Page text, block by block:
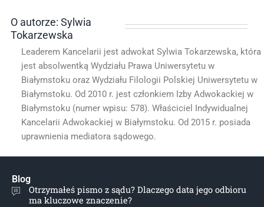
O autorze: Sylwia
Tokarzewska
Leaderem Kancelarii jest adwokat Sylwia Tokarzewska, która
jest absolwentką Wydziału Prawa Uniwersytetu w
Białymstoku oraz Wydziału Filologii Polskiej Uniwersytetu w
Białymstoku. Od 2010 r. jest członkiem Izby Adwokackiej w
Białymstoku (numer wpisu: 578). Właściciel Indywidualnej
Kancelarii Adwokackiej w Białymstoku. Od 2015 r. posiada
uprawnienia mediatora sądowego.
Blog
Otrzymałeś pismo z sądu? Dlaczego data jego odbioru
ma kluczowe znaczenie?